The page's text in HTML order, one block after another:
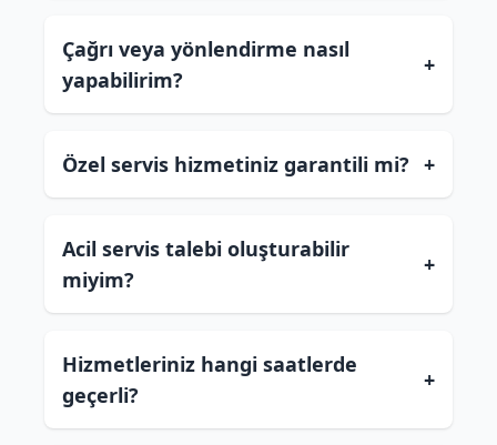
Çağrı veya yönlendirme nasıl
yapabilirim?
+
Özel servis hizmetiniz garantili mi? +
Acil servis talebi oluşturabilir
miyim?
+
Hizmetleriniz hangi saatlerde
geçerli?
+